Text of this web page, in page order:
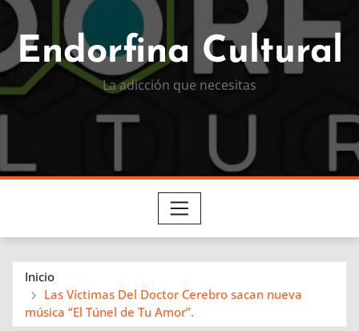
Endorfina Cultural
La adicción que necesitas
Inicio
Las Víctimas Del Doctor Cerebro sacan nueva
música “El Túnel de Tu Amor”.